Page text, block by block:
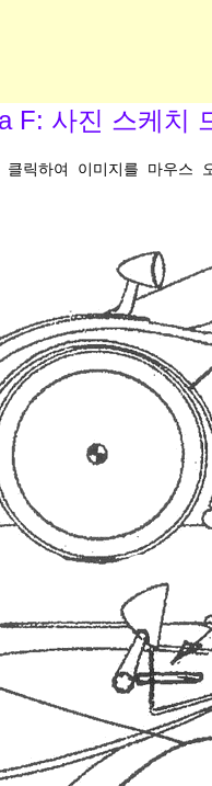
F: 사진 스케치
클릭하여 이미지를 마우